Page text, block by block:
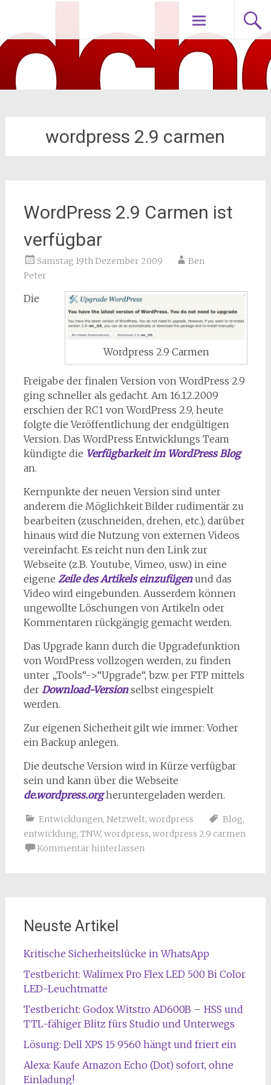
springen
wordpress 2.9 carmen
WordPress 2.9 Carmen ist
verfügbar
Samstag 19th Dezember 2009
Ben
Peter
Wordpress 2.9 Carmen
Die
Freigabe der finalen Version von WordPress 2.9
ging schneller als gedacht. Am 16.12.2009
erschien der RC1 von WordPress 2.9, heute
folgte die Veröffentlichung der endgültigen
Version. Das WordPress Entwicklungs Team
kündigte die Verfügbarkeit im WordPress Blog
an.
Kernpunkte der neuen Version sind unter
anderem die Möglichkeit Bilder rudimentär zu
bearbeiten (zuschneiden, drehen, etc.), darüber
hinaus wird die Nutzung von externen Videos
vereinfacht. Es reicht nun den Link zur
Webseite (z.B. Youtube, Vimeo, usw.) in eine
eigene Zeile des Artikels einzufügenund das
Video wird eingebunden. Ausserdem können
ungewollte Löschungen von Artikeln oder
Kommentaren rückgängig gemacht werden.
Das Upgrade kann durch die Upgradefunktion
von WordPress vollzogen werden, zu finden
unter „Tools“->“Upgrade“, bzw. per FTP mittels
der Download-Versionselbst eingespielt
werden.
Zur eigenen Sicherheit gilt wie immer: Vorher
ein Backup anlegen.
Die deutsche Version wird in Kürze verfügbar
sein und kann über die Webseite
de.wordpress.orgheruntergeladen werden.
Entwicklungen, Netzwelt, wordpress Blog,
entwicklung, TNW, wordpress, wordpress 2.9 carmen
Kommentar hinterlassen
Neuste Artikel
Kritische Sicherheitslücke in WhatsApp
Testbericht: Walimex Pro Flex LED 500 Bi Color
LED-Leuchtmatte
Testbericht: Godox Witstro AD600B – HSS und
TTL-fähiger Blitz fürs Studio und Unterwegs
Lösung: Dell XPS 15 9560 hängt und friert ein
Alexa: Kaufe Amazon Echo (Dot) sofort, ohne
Einladung!